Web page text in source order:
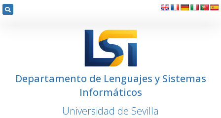
Departamento de Lenguajes y Sistemas
Informáticos
Universidad de Sevilla